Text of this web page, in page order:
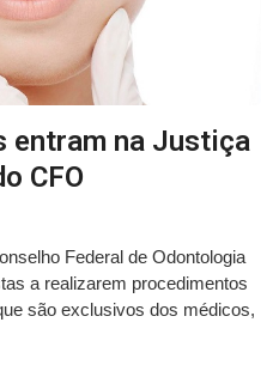
entram na Justiça
CFO
Federal de Odontologia
a realizarem procedimentos
são exclusivos dos médicos,